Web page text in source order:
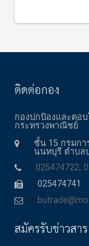
ติดต่อกอง
กองปกป้องและตอ
กระทรวงพาณิชย์
ชั้น 15 กรมก
นนทบุรี ตำบล
025474722,
025474741
สมัครรับข่าวสาร